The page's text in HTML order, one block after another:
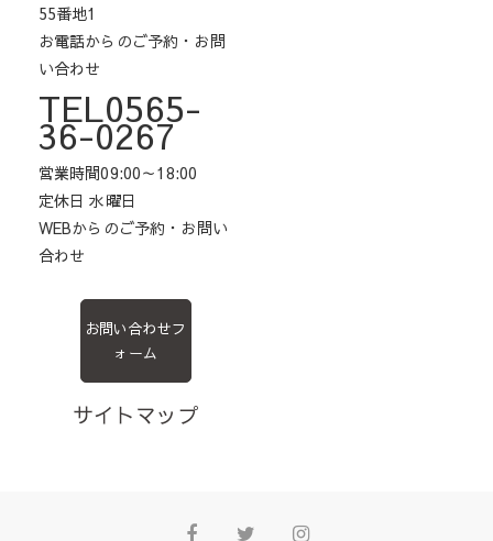
55番地1
お電話からのご予約・お問
い合わせ
TEL0565-
36-0267
営業時間09:00～18:00
定休日 水曜日
WEBからのご予約・お問い
合わせ
お問い合わせフ
ォーム
サイトマップ
FacebookTwitterInstagram